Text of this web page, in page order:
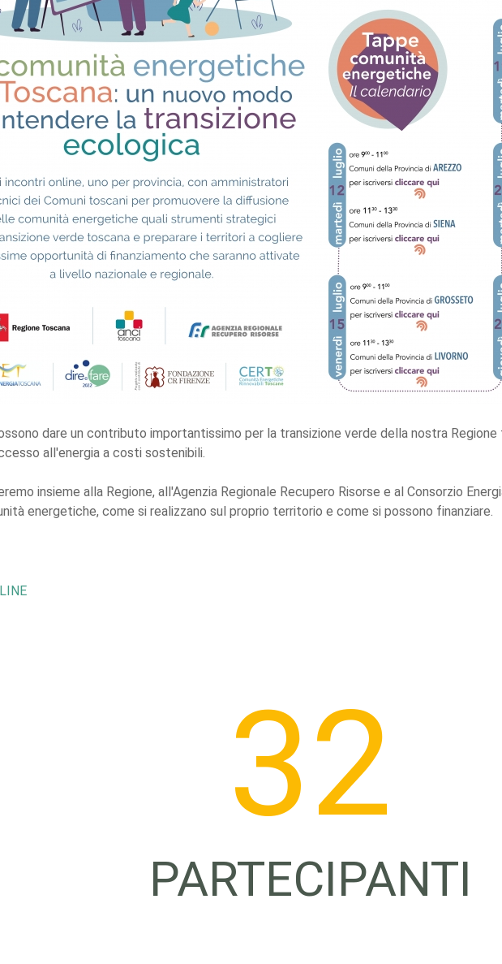
dare un contributo importantissimo per la transizione verde della nostra
all'energia a costi sostenibili.
insieme alla Regione, all'Agenzia Regionale Recupero Risorse e al Consorzio
energetiche, come si realizzano sul proprio territorio e come si possono finanziare.
33
PARTECIPANTI